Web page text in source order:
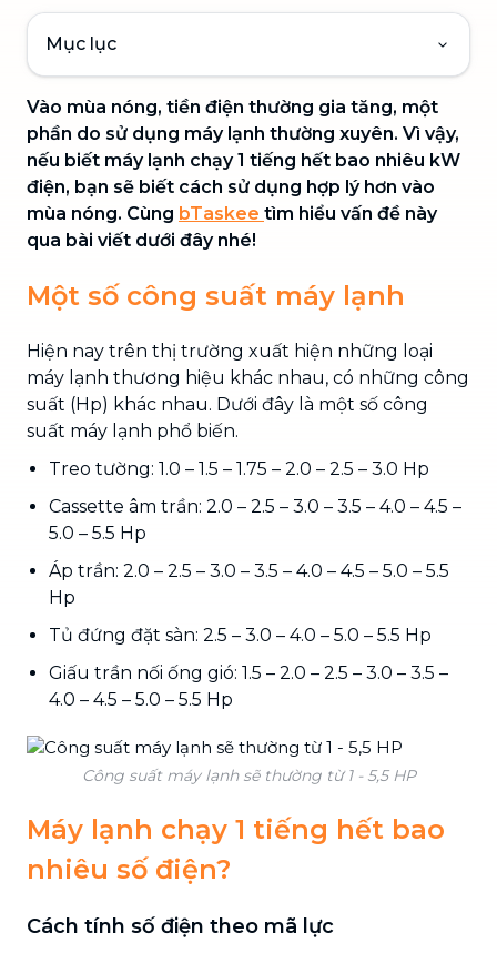
Mục lục
Vào mùa nóng, tiền điện thường gia tăng, một
phần do sử dụng máy lạnh thường xuyên. Vì vậy,
nếu biết máy lạnh chạy 1 tiếng hết bao nhiêu kW
điện, bạn sẽ biết cách sử dụng hợp lý hơn vào
mùa nóng. Cùng bTaskee tìm hiểu vấn đề này
qua bài viết dưới đây nhé!
Một số công suất máy lạnh
Hiện nay trên thị trường xuất hiện những loại
máy lạnh thương hiệu khác nhau, có những công
suất (Hp) khác nhau. Dưới đây là một số công
suất máy lạnh phổ biến.
Treo tường: 1.0 – 1.5 – 1.75 – 2.0 – 2.5 – 3.0 Hp
Cassette âm trần: 2.0 – 2.5 – 3.0 – 3.5 – 4.0 – 4.5 –
5.0 – 5.5 Hp
Áp trần: 2.0 – 2.5 – 3.0 – 3.5 – 4.0 – 4.5 – 5.0 – 5.5
Hp
Tủ đứng đặt sàn: 2.5 – 3.0 – 4.0 – 5.0 – 5.5 Hp
Giấu trần nối ống gió: 1.5 – 2.0 – 2.5 – 3.0 – 3.5 –
4.0 – 4.5 – 5.0 – 5.5 Hp
Công suất máy lạnh sẽ thường từ 1 - 5,5 HP
Máy lạnh chạy 1 tiếng hết bao
nhiêu số điện?
Cách tính số điện theo mã lực